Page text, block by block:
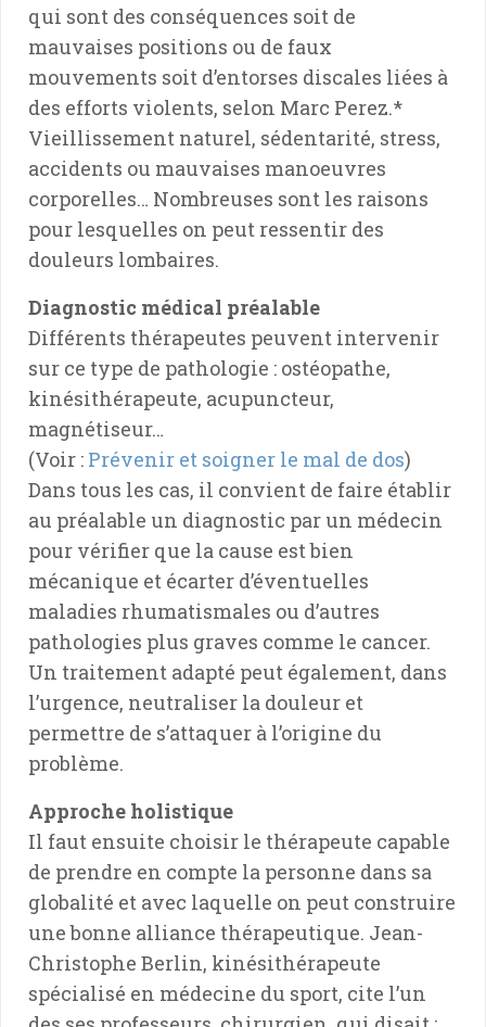
qui sont des conséquences soit de
mauvaises positions ou de faux
mouvements soit d’entorses discales liées à
des efforts violents, selon Marc Perez.*
Vieillissement naturel, sédentarité, stress,
accidents ou mauvaises manoeuvres
corporelles… Nombreuses sont les raisons
pour lesquelles on peut ressentir des
douleurs lombaires.
Diagnostic médical préalable
Différents thérapeutes peuvent intervenir
sur ce type de pathologie : ostéopathe,
kinésithérapeute, acupuncteur,
magnétiseur…
(Voir : Prévenir et soigner le mal de dos)
Dans tous les cas, il convient de faire établir
au préalable un diagnostic par un médecin
pour vérifier que la cause est bien
mécanique et écarter d’éventuelles
maladies rhumatismales ou d’autres
pathologies plus graves comme le cancer.
Un traitement adapté peut également, dans
l’urgence, neutraliser la douleur et
permettre de s’attaquer à l’origine du
problème.
Approche holistique
Il faut ensuite choisir le thérapeute capable
de prendre en compte la personne dans sa
globalité et avec laquelle on peut construire
une bonne alliance thérapeutique. Jean-
Christophe Berlin, kinésithérapeute
spécialisé en médecine du sport, cite l’un